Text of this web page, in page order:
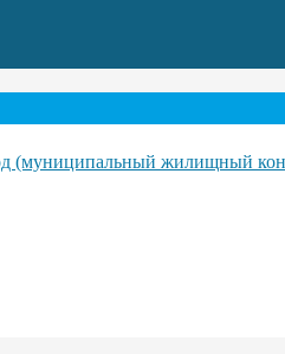
(муниципальный жилищный